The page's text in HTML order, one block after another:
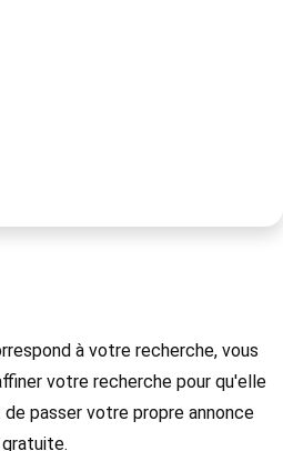
à votre recherche, vous
votre recherche pour qu'elle
passer votre propre annonce
gratuite.